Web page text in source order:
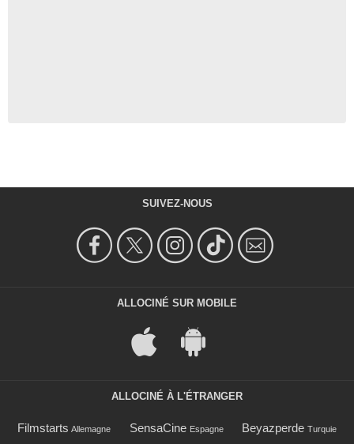
SUIVEZ-NOUS
ALLOCINÉ SUR MOBILE
ALLOCINÉ À L'ÉTRANGER
Filmstarts Allemagne SensaCine Espagne Beyazperde Turquie